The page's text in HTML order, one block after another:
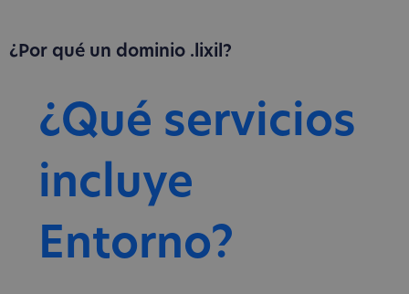
¿Por qué un dominio .lixil?
¿Qué servicios
incluye
Entorno?